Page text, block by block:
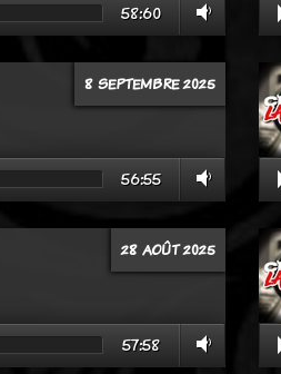
58:60
8 SEPTEMBRE 2025
56:55
28 AOÛT 2025
57:58